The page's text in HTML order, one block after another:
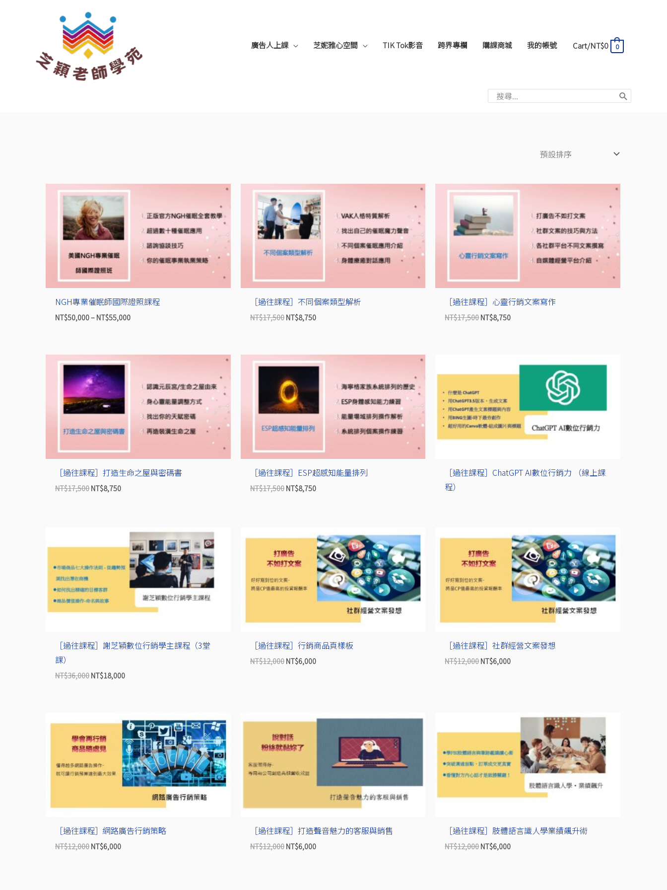
廣告人上課 芝妮雅心空間 TIK Tok影音 跨界專欄 購課商城 我的帳號 Cart/NT$0 0
尋：
NGH專業催眠師國際證照課程
NT$50,000–NT$55,000
圍：
NT$55,000
［過往課程］不同個案類型解析
NT$17,500
原
始
價
格：
NT$17,500。
NT$8,750
目
前
價
格：
NT$8,750。
［過往課程］心靈行銷文案寫作
NT$17,500
原
始
價
格：
NT$17,500。
NT$8,750
目
前
格：
［過往課程］打造生命之屋與密碼書
NT$17,500
原
始
價
格：
NT$17,500。
NT$8,750
目
前
價
格：
NT$8,750。
［過往課程］ESP超感知能量排列
NT$17,500
原
始
價
格：
NT$17,500。
NT$8,750
目
前
NT$8,750。
［過往課程］ChatGPT AI數位行銷力 （線上課
程）
［過往課程］謝芝穎數位行銷學主課程（3堂
課）
NT$36,000
價
NT$36,000。
NT$18,000
目
前
價
格：
NT$18,000。
［過往課程］行銷商品頁樣板
NT$12,000
始
價
格：
NT$12,000。
NT$6,000
前
價
格：
NT$6,000。
［過往課程］社群經營文案發想
NT$12,000
始
價
格：
NT$12,000。
NT$6,000
前
價
格：
NT$6,000。
［過往課程］網路廣告行銷策略
NT$12,000
始
價
格：
NT$12,000。
NT$6,000
前
格：
NT$6,000。
［過往課程］打造聲音魅力的客服與銷售
NT$12,000
始
價
格：
NT$12,000。
NT$6,000
目
前
NT$6,000。
［過往課程］肢體語言識人學業績飆升術
NT$12,000
價
NT$12,000。
NT$6,000
價
格：
NT$6,000。